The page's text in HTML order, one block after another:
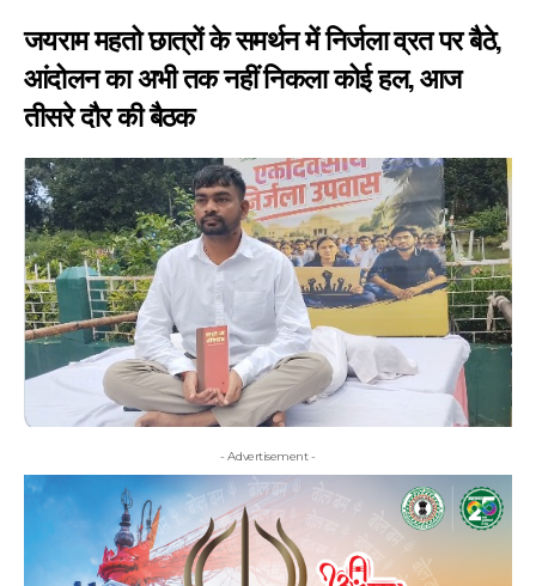
जयराम महतो छात्रों के समर्थन में निर्जला व्रत पर बैठे,
आंदोलन का अभी तक नहीं निकला कोई हल, आज
तीसरे दौर की बैठक
- Advertisement -